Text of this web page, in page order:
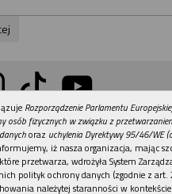
komputer
Reklama
Patronaty
REKLAMA
Rozporządzenie Parlamentu
osób fizycznych w związku z
oraz uchylenia Dyrektywy 95/46/WE
iż nasza organizacja, mając
przetwarza, wdrożyła System
polityk ochrony danych (zgodnie z art.
należytej staranności w